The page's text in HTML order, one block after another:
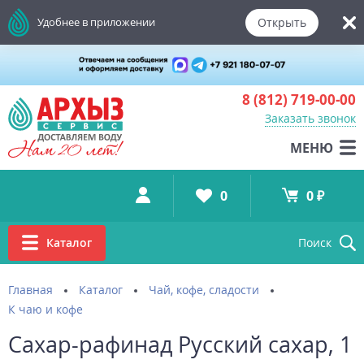
8 (812) 719-00-00
Заказать звонок
МЕНЮ
Удобнее в приложении Открыть
Каталог Поиск
0 0 ₽
Главная Каталог
Чай, кофе, сладости
К чаю и кофе
Сахар-рафинад Русский сахар, 1